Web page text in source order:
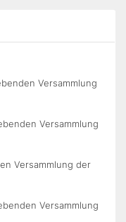
Versammlung
Versammlung
Versammlung der
Versammlung